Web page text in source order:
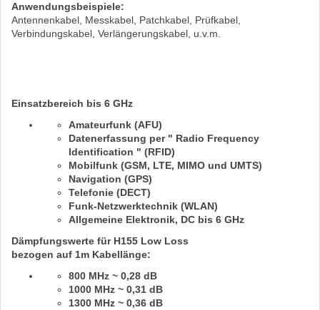
Anwendungsbeispiele:
Antennenkabel, Messkabel, Patchkabel, Prüfkabel,
Verbindungskabel, Verlängerungskabel, u.v.m.
Einsatzbereich bis 6 GHz
Amateurfunk (AFU)
Datenerfassung per " Radio Frequency
Identification " (RFID)
Mobilfunk (GSM, LTE, MIMO und UMTS)
Navigation (GPS)
Telefonie (DECT)
Funk-Netzwerktechnik (WLAN)
Allgemeine Elektronik, DC bis 6 GHz
Dämpfungswerte für H155 Low Loss
bezogen auf 1m Kabellänge:
800 MHz ~ 0,28 dB
1000 MHz ~ 0,31 dB
1300 MHz ~ 0,36 dB